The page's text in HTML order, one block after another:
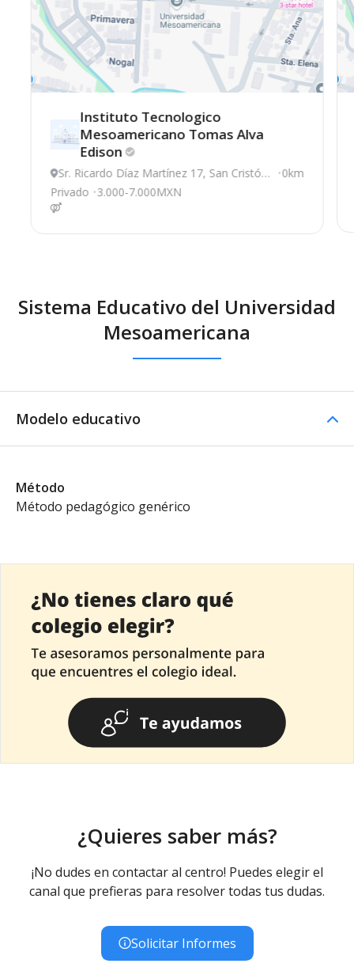
Instituto Tecnologico
Mesoamericano Tomas Alva
Edison
Sr. Ricardo Díaz Martínez 17, San Cristób
al de las Casas
0km
Privado 3.000-7.000MXN
Sistema Educativo del Universidad
Mesoamericana
Modelo educativo
Método
Método pedagógico genérico
¿Quieres saber más?
¡No dudes en contactar al centro! Puedes elegir el
canal que prefieras para resolver todas tus dudas.
Solicitar Informes